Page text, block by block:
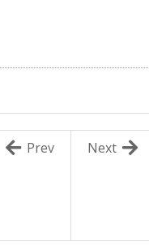
Next
Prev